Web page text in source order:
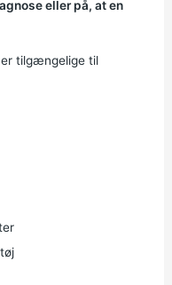
eller på, at en
tilgængelige til